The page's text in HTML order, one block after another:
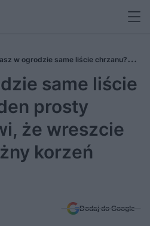
w ogrodzie same liście chrzanu?
urośnie potężny korzeń
same liście
prosty
że wreszcie
korzeń
Dodaj do Google